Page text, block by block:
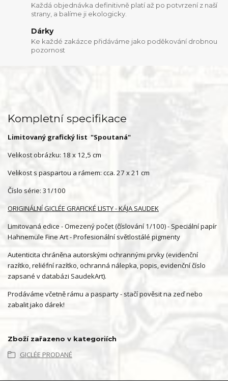
Každá objednávka definitivně platí až po potvrzení z naší
strany, a balíme ji ekologicky.
Dárky
Ke každé zakázce přidáváme jako poděkování drobnou
pozornost
Kompletní specifikace
Limitovaný grafický list "Spoutaná"
Velikost obrázku: 18 x 12,5 cm
Velikost s paspartou a rámem: cca. 27 x 21 cm
Číslo série: 31/100
ORIGINÁLNÍ GICLÉE GRAFICKÉ LISTY - KÁJA SAUDEK
Limitovaná edice - Omezený počet (číslování 1/100) - Speciální papír
Hahnemüle Fine Art - Profesionální světlostálé pigmenty
Autenticita chráněna autorskými ochrannými prvky (evidenční
razítko, reliéfní razítko, ochranná nálepka, popis, evidenční číslo
zapsané v databázi SaudekArt).
Prodáváme včetně rámu a pasparty - stačí pověsit na zeď nebo
zabalit jako dárek!
Zboží zařazeno v kategoriích
GICLÉE PRODANÉ